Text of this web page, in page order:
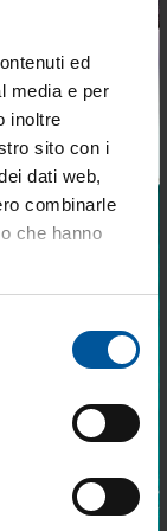
tua
la
ed
media e per
inoltre
sito con i
dati web,
combinarle
che hanno
24 p
dell’elettronica
l’affidabilità e
Da decenni,
GPS e strumenti
sicurezza e
delle
apparecchiature